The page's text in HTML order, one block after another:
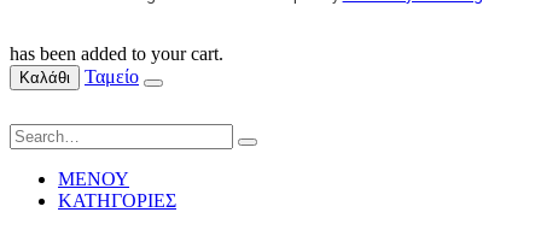
has been added to your cart.
Καλάθι Ταμείο
ΜΕΝΟΥ
ΚΑΤΗΓΟΡΙΕΣ